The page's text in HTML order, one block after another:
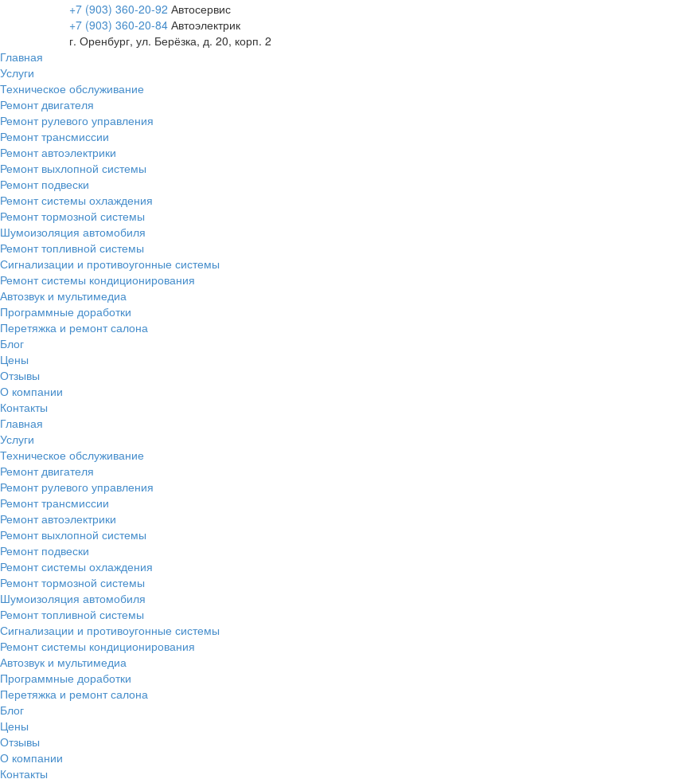
+7 (903) 360-20-92 Автосервис
+7 (903) 360-20-84 Автоэлектрик
г. Оренбург, ул. Берёзка, д. 20, корп. 2
Главная
Услуги
Техническое обслуживание
Ремонт двигателя
Ремонт рулевого управления
Ремонт трансмиссии
Ремонт автоэлектрики
Ремонт выхлопной системы
Ремонт подвески
Ремонт системы охлаждения
Ремонт тормозной системы
Шумоизоляция автомобиля
Ремонт топливной системы
Сигнализации и противоугонные системы
Ремонт системы кондиционирования
Автозвук и мультимедиа
Программные доработки
Перетяжка и ремонт салона
Блог
Цены
Отзывы
О компании
Контакты
Главная
Услуги
Техническое обслуживание
Ремонт двигателя
Ремонт рулевого управления
Ремонт трансмиссии
Ремонт автоэлектрики
Ремонт выхлопной системы
Ремонт подвески
Ремонт системы охлаждения
Ремонт тормозной системы
Шумоизоляция автомобиля
Ремонт топливной системы
Сигнализации и противоугонные системы
Ремонт системы кондиционирования
Автозвук и мультимедиа
Программные доработки
Перетяжка и ремонт салона
Блог
Цены
Отзывы
О компании
Контакты